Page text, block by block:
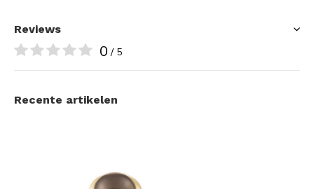
Reviews
0 / 5
Recente artikelen